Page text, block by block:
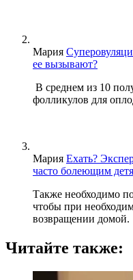
Мария
ее вызывают?
В среднем из 10
фолликулов для
Мария Ехать?
часто болеющим
Также необходимо
чтобы при
возвращении домой.
Читайте также: